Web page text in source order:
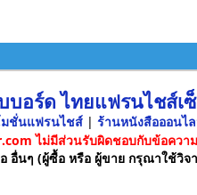
บอร์ด ไทยแฟรนไชส์เ
มชั่นแฟรนไชส์ | ร้านหนังสือออนไ
ไม่มีส่วนรับผิดชอบกับข้อควา
อ อื่นๆ (ผู้ซื้อ หรือ ผู้ขาย กรุณาใช้